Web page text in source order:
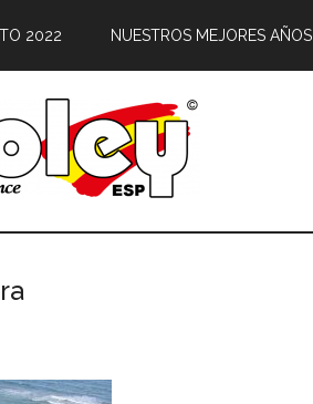
2022 NUESTROS MEJORES AÑOS